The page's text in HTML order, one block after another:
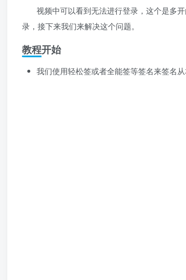
视频中可以看到无法进行登录，这个是多
录，接下来我们来解决这个问题。
教程开始
我们使用轻松签或者全能签等签名来签名